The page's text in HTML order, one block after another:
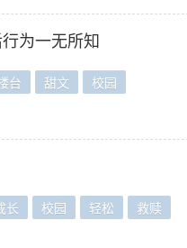
为一无所知
台 甜文 校园
长 校园 轻松 救赎